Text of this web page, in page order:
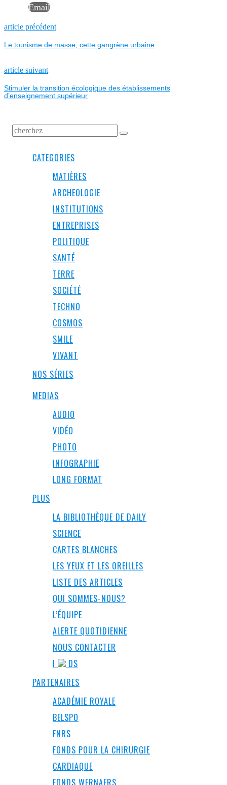
Email
NAVIGATION
DE
L’ARTICLE
article précédentPrevious
Le tourisme de masse, cette gangrène urbaine
article suivantNext
Stimuler la transition écologique des établissements
d’enseignement supérieur
CATEGORIES
MATIÈRES
ARCHEOLOGIE
INSTITUTIONS
ENTREPRISES
POLITIQUE
SANTÉ
TERRE
SOCIÉTÉ
TECHNO
COSMOS
SMILE
VIVANT
NOS SÉRIES
MEDIAS
AUDIO
VIDÉO
PHOTO
INFOGRAPHIE
LONG FORMAT
PLUS
LA BIBLIOTHÈQUE DE DAILY
SCIENCE
CARTES BLANCHES
LES YEUX ET LES OREILLES
LISTE DES ARTICLES
QUI SOMMES-NOUS?
L’ÉQUIPE
ALERTE QUOTIDIENNE
NOUS CONTACTER
I
DS
PARTENAIRES
ACADÉMIE ROYALE
BELSPO
FNRS
FONDS POUR LA CHIRURGIE
CARDIAQUE